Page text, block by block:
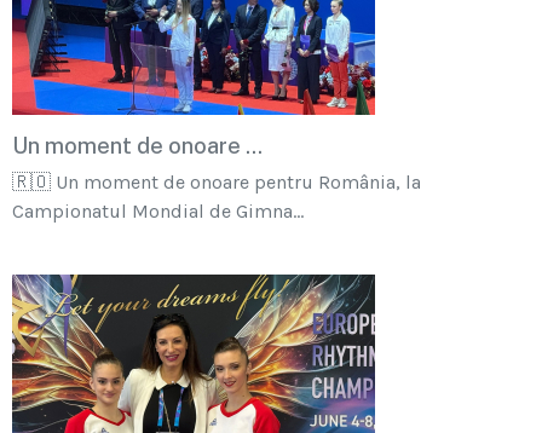
Un moment de onoare ...
🇷🇴 Un moment de onoare pentru România, la
Campionatul Mondial de Gimna...